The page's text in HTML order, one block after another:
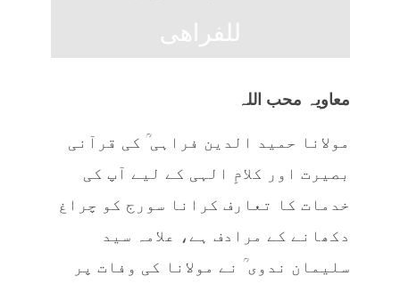
للفراھی
معاویہ محب اللہ
مولانا حمید الدین فراہی ؒ کی قرآنی
بصیرت اور کلامِ الہی کے لیے آپ کی
خدمات کا تعارف کرانا سورج کو چراغ
دکھانے کے مرادف ہے، علامہ سید
سلیمان ندوی ؒ نے مولانا کی وفات پر